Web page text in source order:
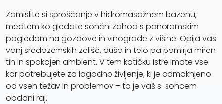
Zamislite si sproščanje v hidromasažnem bazenu,
medtem ko gledate sončni zahod s panoramskim
pogledom na gozdove in vinograde z višine. Opija vas
vonj sredozemskih zelišč, dušo in telo pa pomirja miren
tih in spokojen ambient. V tem kotičku Istre imate vse
kar potrebujete za lagodno življenje, ki je odmaknjeno
od vseh težav in problemov – to je vaš s soncem
obdani raj.